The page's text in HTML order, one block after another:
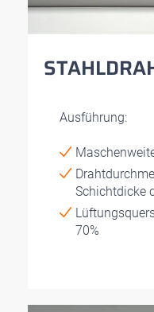
Ausführung:
Schichtdicke
70%